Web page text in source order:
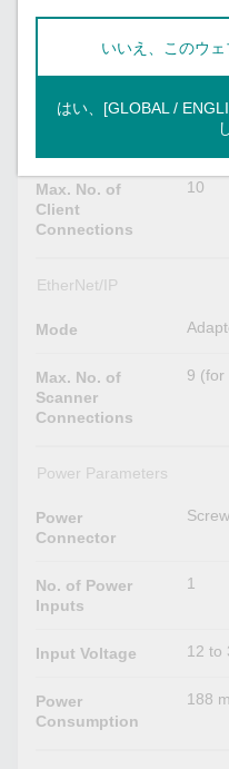
Functions
Max. No. of
Client
Connections
10
EtherNet/IP
Mode
Max. No. of
Scanner
Connections
9 (for
Power Parameters
Power
Connector
No. of Power
Inputs
1
Input Voltage 12 to
Power
Consumption
188
いいえ、このウェ
はい、[GLOBAL /